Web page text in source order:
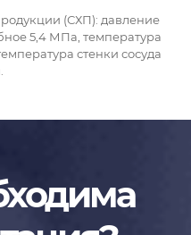
(СХП): давление
5,4 МПа, температура
стенки сосуда